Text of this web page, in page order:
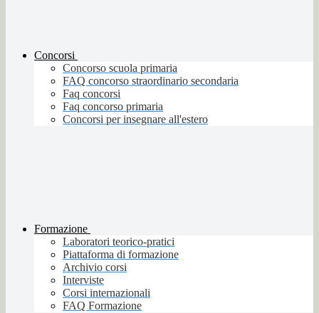
Concorsi
Concorso scuola primaria
FAQ concorso straordinario secondaria
Faq concorsi
Faq concorso primaria
Concorsi per insegnare all'estero
Formazione
Laboratori teorico-pratici
Piattaforma di formazione
Archivio corsi
Interviste
Corsi internazionali
FAQ Formazione